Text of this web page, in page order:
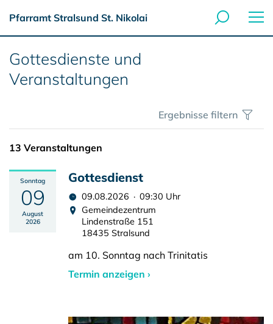
Pfarramt Stralsund St. Nikolai
Gottesdienste und
Veranstaltungen
Ergebnisse filtern
13 Veranstaltungen
Sonntag
09
August
2026
Gottesdienst
09.08.2026 · 09:30 Uhr
Gemeindezentrum
Lindenstraße 151
18435 Stralsund
am 10. Sonntag nach Trinitatis
Termin anzeigen ›